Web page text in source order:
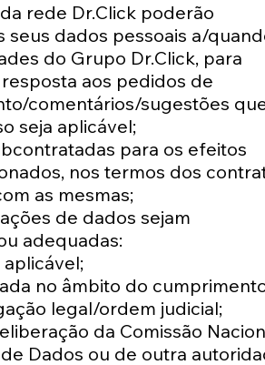
rede Dr.Click poderão
seus dados pessoais a/
do Grupo Dr.Click, para
aos pedidos de
comentários/sugestões
seja aplicável;
para os efeitos
nos termos dos
as mesmas;
de dados sejam
adequadas:
aplicável;
no âmbito do
legal/ordem judicial;
da Comissão
Dados ou de outra